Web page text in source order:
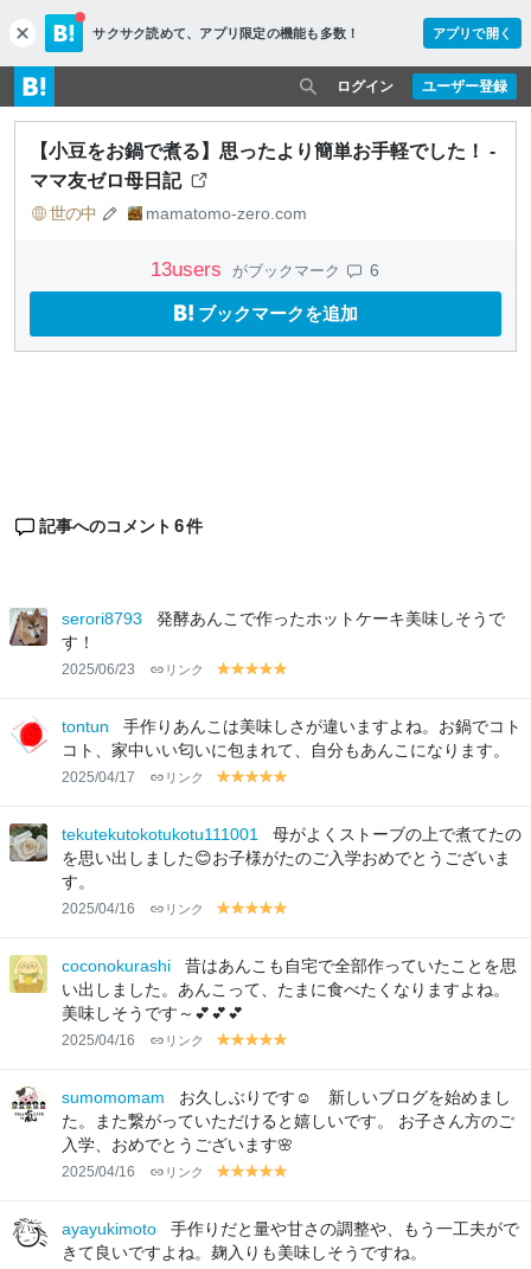
c
l
o
s
e
サクサク読めて、 アプリ限定の機能も多数！ アプリで開く
ユーザー登録
ログイン
【小豆をお鍋で煮る】思ったより簡単お手軽でした！ -
ママ友ゼロ母日記
世の中 mamatomo-zero.com
13users がブックマーク 6
ブックマークを追加
記事へのコメント 6件
serori8793
発酵あんこで作ったホットケーキ美味しそうで
す！
2025/06/23 リンク
y
lo
w
y
lo
w
y
lo
w
y
lo
w
lo
w
tontun
手作りあんこは美味しさが違いますよね。お鍋でコト
コト、家中いい匂いに包まれて、自分もあんこになります。
2025/04/17 リンク
y
lo
w
y
lo
w
y
lo
w
y
w
lo
w
tekutekutokotukotu111001
母がよくストーブの上で煮てたの
を思い出しました😊お子様がたのご入学おめでとうございま
す。
2025/04/16 リンク
y
lo
w
y
lo
y
lo
w
y
lolo
w
coconokurashi
昔はあんこも自宅で全部作っていたことを思
い出しました。あんこって、たまに食べたくなりますよね。
美味しそうです～💕💕💕
2025/04/16 リンク
y
lo
w
y
lo
w
y
lo
w
y
lo
w
lo
w
sumomomam
お久しぶりです☺️ 新しいブログを始めまし
た。また繋がっていただけると嬉しいです。 お子さん方のご
入学、おめでとうございます🌸
2025/04/16 リンク
y
lo
w
y
lo
w
y
lo
w
y
lo
w
lo
w
ayayukimoto
手作りだと量や甘さの調整や、もう一工夫がで
きて良いですよね。麹入りも美味しそうですね。